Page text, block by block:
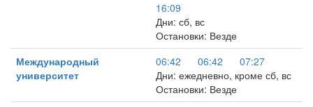
16:09
Дни: сб, вс
Остановки: Везде
Международный
университет
06:42 06:42
07:27
Дни: ежедневно, кроме сб, вс
Остановки: Везде